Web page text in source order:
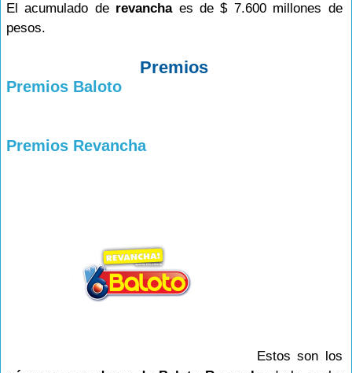
El acumulado de revanchaes de $ 7.600 millones de
pesos.
Premios
Premios Baloto
Premios Revancha
Estos son los